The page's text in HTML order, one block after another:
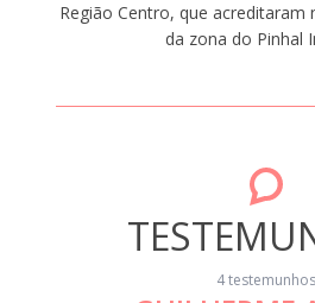
Região Centro, que
da zona do Pinhal
4 testemunhos